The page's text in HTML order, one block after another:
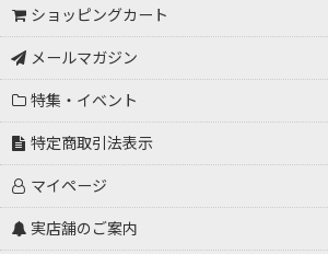
ショッピングカート
メールマガジン
特集・イベント
特定商取引法表示
マイページ
実店舗のご案内